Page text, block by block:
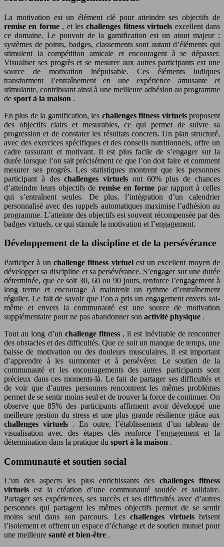
La motivation est un élément clé pour atteindre ses objectifs de
remise en forme , et leschallenges fitness virtuels excellent dans
ce domaine. Le pouvoir de la gamification est un atout majeur :
systèmes de points, badges, classements sont autant d’éléments qui
stimulent la compétition amicale et encouragent à se dépasser.
Visualiser ses progrès et se mesurer aux autres participants est une
source de motivation inépuisable. Ces éléments ludiques
transforment l’entraînement en une expérience amusante et
stimulante, contribuant ainsi à une meilleure adhésion au programme
de sport à la maison .
En plus de la gamification, les challenges fitness virtuelsproposent
des objectifs clairs et mesurables, ce qui permet de suivre sa
progression et de constater les résultats concrets. Un plan structuré,
avec des exercices spécifiques et des conseils nutritionnels, offre un
cadre rassurant et motivant. Il est plus facile de s’engager sur la
durée lorsque l’on sait précisément ce que l’on doit faire et comment
mesurer ses progrès. Les statistiques montrent que les personnes
participant à deschallenges virtuels ont 60% plus de chances
d’atteindre leurs objectifs de remise en forme par rapport à celles
qui s’entraînent seules. De plus, l’intégration d’un calendrier
personnalisé avec des rappels automatiques maximise l’adhésion au
programme. L’atteinte des objectifs est souvent récompensée par des
badges virtuels, ce qui stimule la motivation et l’engagement.
Développement de la discipline et de la persévérance
Participer à un challenge fitness virtuel est un excellent moyen de
développer sa discipline et sa persévérance. S’engager sur une durée
déterminée, que ce soit 30, 60 ou 90 jours, renforce l’engagement à
long terme et encourage à maintenir un rythme d’entraînement
régulier. Le fait de savoir que l’on a pris un engagement envers soi-
même et envers la communauté est une source de motivation
supplémentaire pour ne pas abandonner son activité physique .
Tout au long d’un challenge fitness , il est inévitable de rencontrer
des obstacles et des difficultés. Que ce soit un manque de temps, une
baisse de motivation ou des douleurs musculaires, il est important
d’apprendre à les surmonter et à persévérer. Le soutien de la
communauté et les encouragements des autres participants sont
précieux dans ces moments-là. Le fait de partager ses difficultés et
de voir que d’autres personnes rencontrent les mêmes problèmes
permet de se sentir moins seul et de trouver la force de continuer. On
observe que 85% des participants affirment avoir développé une
meilleure gestion du stress et une plus grande résilience grâce aux
challenges virtuels . En outre, l’établissement d’un tableau de
visualisation avec des étapes clés renforce l’engagement et la
détermination dans la pratique du sport à la maison .
Communauté et soutien social
L’un des aspects les plus enrichissants des challenges fitness
virtuelsest la création d’une communauté soudée et solidaire.
Partager ses expériences, ses succès et ses difficultés avec d’autres
personnes qui partagent les mêmes objectifs permet de se sentir
moins seul dans son parcours. Les challenges virtuels brisent
l’isolement et offrent un espace d’échange et de soutien mutuel pour
une meilleure santé et bien-être .